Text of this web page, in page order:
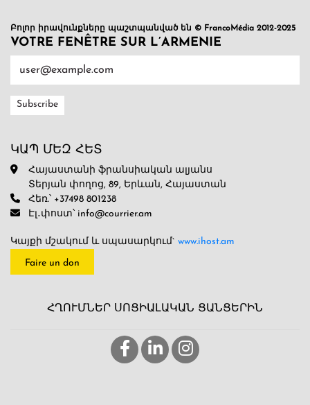
Բոլոր իրավունքները պաշտպանված են © FrancoMédia 2012-2025
VOTRE FENÊTRE SUR L’ARMENIE
ԿԱՊ ՄԵԶ ՀԵՏ
Հայաստանի ֆրանսիական ալյանս
Տերյան փողոց, 89, Երևան, Հայաստան
Հեռ.՝ +37498 801238
Էլ․փոստ՝ info@courrier.am
Կայքի մշակում և սպասարկում` www.ihost.am
Faire un don
ՀՂՈՒՄՆԵՐ ՍՈՑԻԱԼԱԿԱՆ ՑԱՆՑԵՐԻՆ